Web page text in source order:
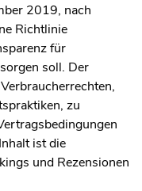
2019, nach
Richtlinie
für
soll. Der
zu
ist die
und Rezensionen